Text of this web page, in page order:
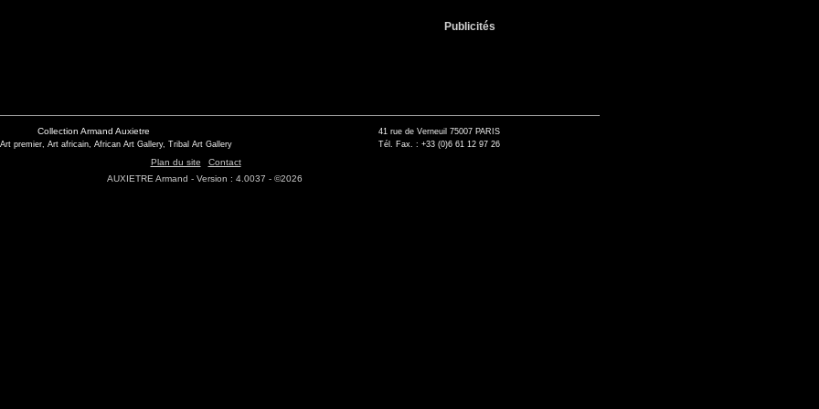
Publicités
Collection Armand Auxietre
premier, Art africain, African Art Gallery, Tribal Art Gallery
41 rue de Verneuil 75007 PARIS
Tél. Fax. : +33 (0)6 61 12 97 26
Plan du site
Contact
AUXIETRE Armand - Version : 4.0037 - ©2026